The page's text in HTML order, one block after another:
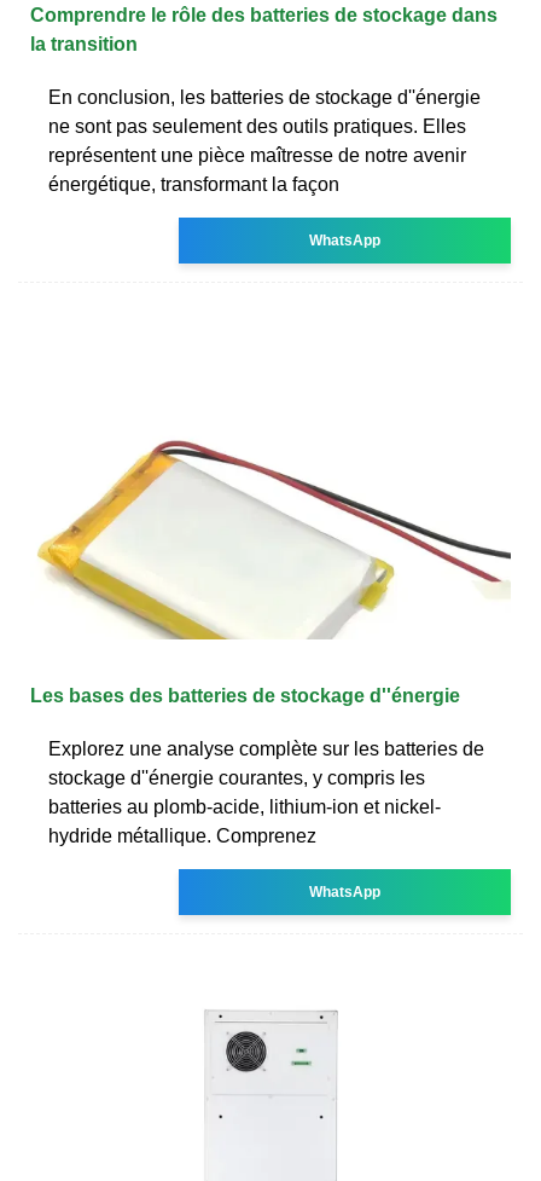
Comprendre le rôle des batteries de stockage dans
la transition
En conclusion, les batteries de stockage d''énergie
ne sont pas seulement des outils pratiques. Elles
représentent une pièce maîtresse de notre avenir
énergétique, transformant la façon
WhatsApp
Les bases des batteries de stockage d''énergie
Explorez une analyse complète sur les batteries de
stockage d''énergie courantes, y compris les
batteries au plomb-acide, lithium-ion et nickel-
hydride métallique. Comprenez
WhatsApp